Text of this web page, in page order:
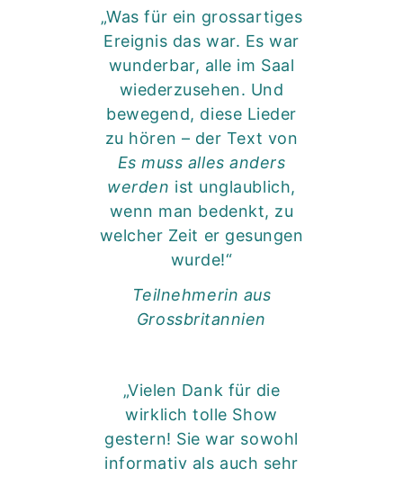
„Was für ein grossartiges
Ereignis das war. Es war
wunderbar, alle im Saal
wiederzusehen. Und
bewegend, diese Lieder
zu hören – der Text von
Es muss alles anders
werden ist unglaublich,
wenn man bedenkt, zu
welcher Zeit er gesungen
wurde!“
Teilnehmerin aus
Grossbritannien
„Vielen Dank für die
wirklich tolle Show
gestern! Sie war sowohl
informativ als auch sehr